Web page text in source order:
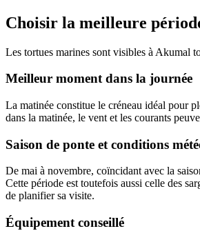
Choisir la meilleure
Les tortues marines sont visibles à Akumal
Meilleur moment dans la journée
La matinée constitue le créneau idéal pour
dans la matinée, le vent et les courants
Saison de ponte et conditions
De mai à novembre, coïncidant avec la
Cette période est toutefois aussi celle des
de planifier sa visite.
Équipement conseillé